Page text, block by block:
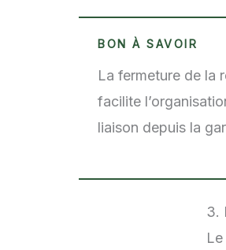
BON À SAVOIR
La fermeture de la
facilite
liaison depuis la
3.